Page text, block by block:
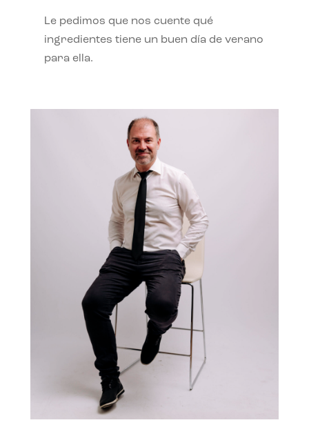
Le pedimos que nos cuente qué
ingredientes tiene un buen día de verano
para ella.